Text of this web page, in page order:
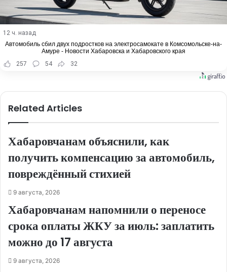
12 ч. назад
Автомобиль сбил двух подростков на электросамокате в Комсомольске-на-
Амуре - Новости Хабаровска и Хабаровского края
257
54 32
Related Articles
Хабаровчанам объяснили, как
получить компенсацию за автомобиль,
повреждённый стихией
9 августа, 2026
Хабаровчанам напомнили о переносе
срока оплаты ЖКУ за июль: заплатить
можно до 17 августа
9 августа, 2026